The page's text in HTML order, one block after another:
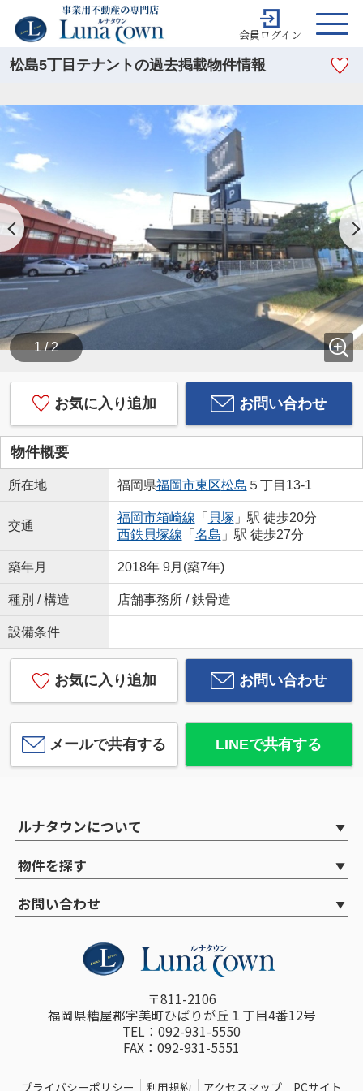
会員ログイン
松島5丁目テナントの過去掲載物件情報
1 / 2
お気に入り追加 お問い合わせ
物件概要
所在地 福岡県福岡市東区松島 ５丁目13-1
交通
福岡市箱崎線 「 貝塚 」駅 徒歩20分
西鉄貝塚線 「 名島 」駅 徒歩27分
築年月 2018年 9月(築7年)
種別 / 構造 店舗事務所 / 鉄骨造
設備条件
お気に入り追加 お問い合わせ
メールで共有する LINEで共有する
ルナタウンについて
物件を探す
お問い合わせ
〒811-2106
福岡県糟屋郡宇美町ひばりが丘１丁目4番12号
TEL：092-931-5550
FAX：092-931-5551
プライバシーポリシー 利用規約 アクセスマップ PCサイト